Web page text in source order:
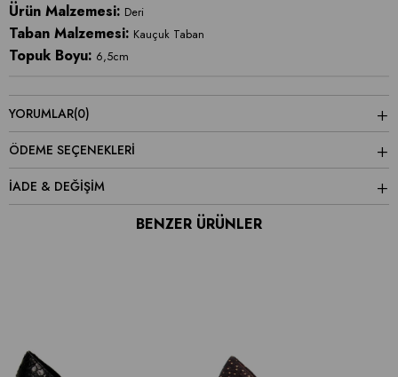
Ürün Malzemesi: Deri
Taban Malzemesi: Kauçuk Taban
Topuk Boyu: 6,5cm
YORUMLAR(0)
ÖDEME SEÇENEKLERI
İADE & DEĞİŞİM
BENZER ÜRÜNLER